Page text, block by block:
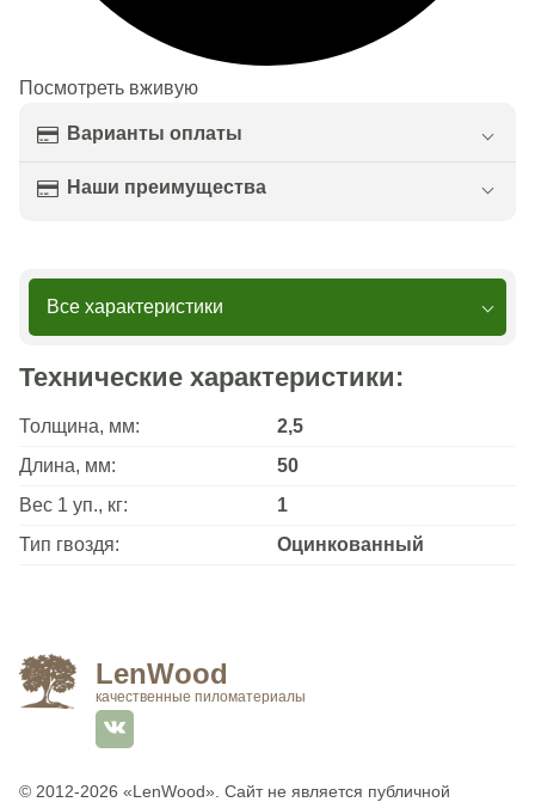
Посмотреть вживую
Варианты оплаты
Наши преимущества
Все характеристики
Технические характеристики:
Толщина, мм:
2,5
Длина, мм:
50
Вес 1 уп., кг:
1
Тип гвоздя:
Оцинкованный
LenWood
качественные пиломатериалы
© 2012-2026 «LenWood» . Сайт не является публичной